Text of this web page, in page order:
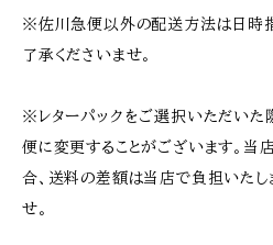
※佐川急便以外の配送方法は日時
了承くださいませ。
※レターパックをご選択いただいた
便に変更することがございます。
合、送料の差額は当店で負担いたし
せ。